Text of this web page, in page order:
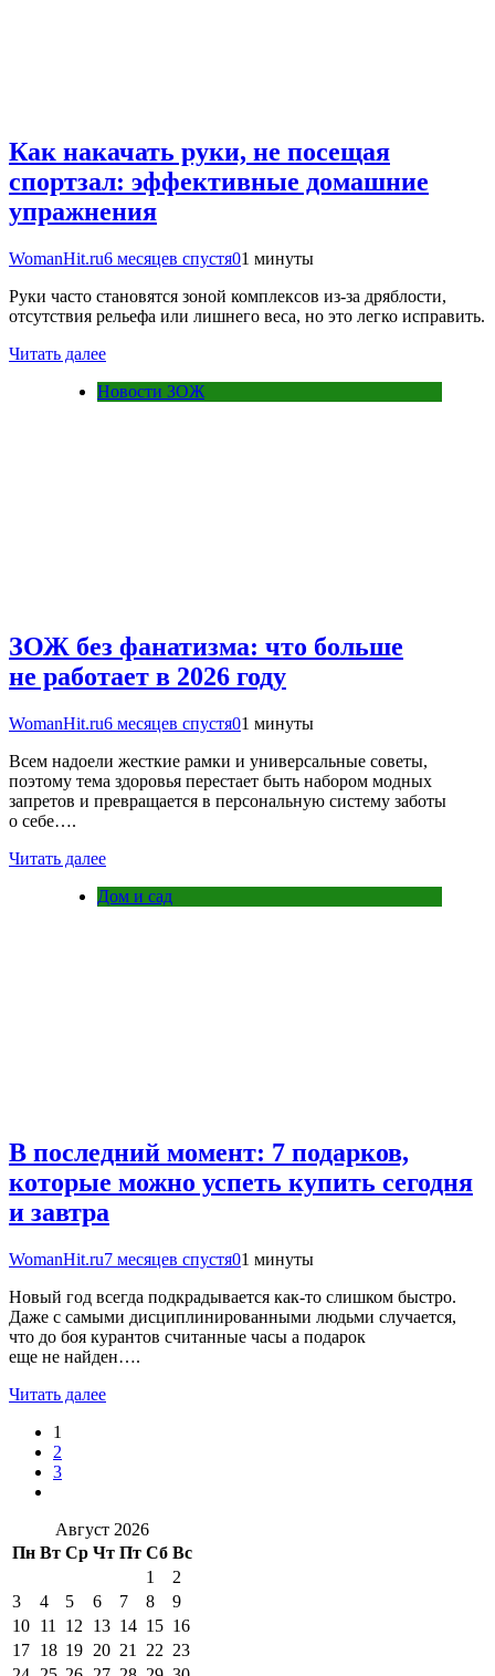
Как накачать руки, не посещая
спортзал: эффективные домашние
упражнения
WomanHit.ru6 месяцев спустя01 минуты
Руки часто становятся зоной комплексов из-за дряблости,
отсутствия рельефа или лишнего веса, но это легко исправить.
Читать далее
Новости ЗОЖ
ЗОЖ без фанатизма: что больше
не работает в 2026 году
WomanHit.ru6 месяцев спустя01 минуты
Всем надоели жесткие рамки и универсальные советы,
поэтому тема здоровья перестает быть набором модных
запретов и превращается в персональную систему заботы
о себе….
Читать далее
Дом и сад
В последний момент: 7 подарков,
которые можно успеть купить сегодня
и завтра
WomanHit.ru7 месяцев спустя01 минуты
Новый год всегда подкрадывается как-то слишком быстро.
Даже с самыми дисциплинированными людьми случается,
что до боя курантов считанные часы а подарок
еще не найден….
Читать далее
1
2
3
Август 2026
Пн Вт Ср Чт Пт Сб Вс
1
2
3
4 5 6 7 8
9
10 11 12 13 14 15 16
17 18 19 20 21 22 23